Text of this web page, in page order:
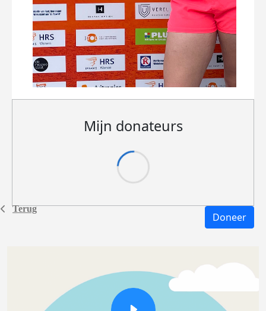
Terug
Mijn donateurs
Doneer